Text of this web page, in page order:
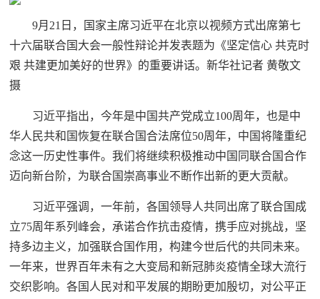
9月21日，国家主席习近平在北京以视频方式出席第七
十六届联合国大会一般性辩论并发表题为《坚定信心 共克时
艰 共建更加美好的世界》的重要讲话。新华社记者 黄敬文
摄
习近平指出，今年是中国共产党成立100周年，也是中
华人民共和国恢复在联合国合法席位50周年，中国将隆重纪
念这一历史性事件。我们将继续积极推动中国同联合国合作
迈向新台阶，为联合国崇高事业不断作出新的更大贡献。
习近平强调，一年前，各国领导人共同出席了联合国成
立75周年系列峰会，承诺合作抗击疫情，携手应对挑战，坚
持多边主义，加强联合国作用，构建今世后代的共同未来。
一年来，世界百年未有之大变局和新冠肺炎疫情全球大流行
交织影响。各国人民对和平发展的期盼更加殷切，对公平正